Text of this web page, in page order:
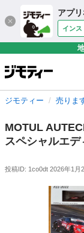
アプ
インス
ジモティー 売りま
MOTUL
スペシャルエ
投稿ID: 1co0dt 2026年1月